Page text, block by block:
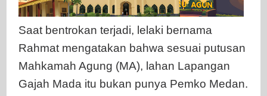
Saat bentrokan terjadi, lelaki bernama
Rahmat mengatakan bahwa sesuai putusan
Mahkamah Agung (MA), lahan Lapangan
Gajah Mada itu bukan punya Pemko Medan.